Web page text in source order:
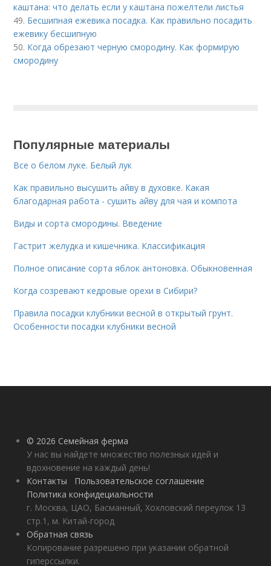
каштана: что делать если у каштана пожелтели листья
49. Бесшипная ежевика посадка. Как правильно посадить
ежевику бесшипную
50. Когда обрезают черную смородину. Как формирую
смородину
Популярные материалы
Все о белом луке. Белый лук
Как правильно высушить айву в духовке. Какая
благодарная работа - сушить айву для чая и компота
Виды и сорта смородины. Введение
Гастрит желудка и кишечника. Классификация
Полное описание сорта яблок антоновка. Обыкновенная
Когда созревают кедровые орехи в Сибири?
Правила посадки клубники весной в открытый грунт.
Особенности посадки клубники весной
© 2026 Семейная ферма
У нас вы найдете множество полезных идей и
вдохновение на каждый день!
Контакты
Пользовательское соглашение
Политика конфидециальности
г. Москва, ЦАО, Басманный, Хохловский переулок 13
стр.1, м. Китай-город
Обратная связь
Копирование разрешено при указании обратной
гиперссылки.